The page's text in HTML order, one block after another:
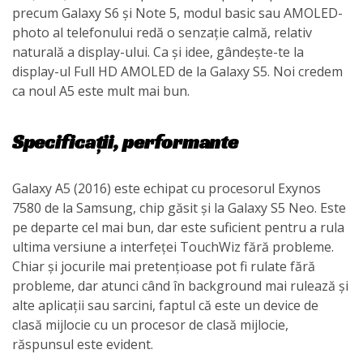
precum Galaxy S6 și Note 5, modul basic sau AMOLED-
photo al telefonului redă o senzație calmă, relativ
naturală a display-ului. Ca și idee, gândește-te la
display-ul Full HD AMOLED de la Galaxy S5. Noi credem
ca noul A5 este mult mai bun.
Specificații, performante
Galaxy A5 (2016) este echipat cu procesorul Exynos
7580 de la Samsung, chip găsit și la Galaxy S5 Neo. Este
pe departe cel mai bun, dar este suficient pentru a rula
ultima versiune a interfeței TouchWiz fără probleme.
Chiar și jocurile mai pretențioase pot fi rulate fără
probleme, dar atunci când în background mai rulează și
alte aplicații sau sarcini, faptul că este un device de
clasă mijlocie cu un procesor de clasă mijlocie,
răspunsul este evident.